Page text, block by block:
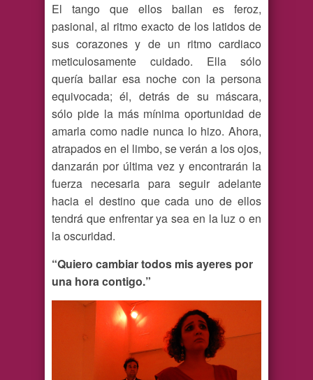
El tango que ellos bailan es feroz,
pasional, al ritmo exacto de los latidos de
sus corazones y de un ritmo cardiaco
meticulosamente cuidado. Ella sólo
quería bailar esa noche con la persona
equivocada; él, detrás de su máscara,
sólo pide la más mínima oportunidad de
amarla como nadie nunca lo hizo. Ahora,
atrapados en el limbo, se verán a los ojos,
danzarán por última vez y encontrarán la
fuerza necesaria para seguir adelante
hacia el destino que cada uno de ellos
tendrá que enfrentar ya sea en la luz o en
la oscuridad.
“Quiero cambiar todos mis ayeres por
una hora contigo.”